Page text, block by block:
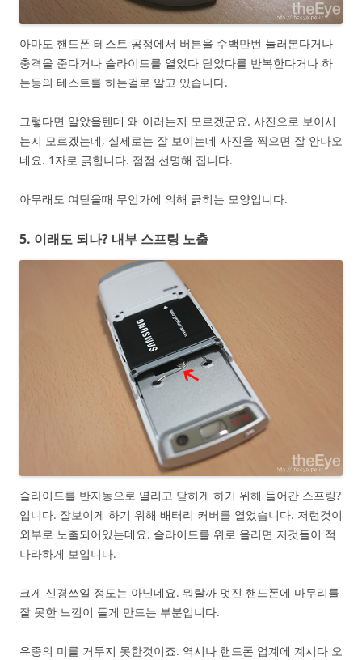
아마도 핸드폰 테스트 공정에서 버튼을 수백만번 눌러본다거나
충격을 준다거나 슬라이드를 열었다 닫았다를 반복한다거나 하
는등의 테스트를 하는걸로 알고 있습니다.
그렇다면 알았을텐데 왜 이러는지 모르겠군요. 사진으로 보이시
는지 모르겠는데, 실제로는 잘 보이는데 사진을 찍으면 잘 안나오
네요. 1자로 긁힙니다. 점점 선명해 집니다.
아무래도 여닫을때 무언가에 의해 긁히는 모양입니다.
5. 이래도 되나? 내부 스프링 노출
슬라이드를 반자동으로 열리고 닫히게 하기 위해 들어간 스프링?
입니다. 잘보이게 하기 위해 배터리 커버를 열었습니다. 저런것이
외부로 노출되어있는데요. 슬라이드를 위로 올리면 저것들이 적
나라하게 보입니다.
크게 신경쓰일 정도는 아닌데요. 뭐랄까 멋진 핸드폰에 마무리를
잘 못한 느낌이 들게 만드는 부분입니다.
유종의 미를 거두지 못한것이죠. 역시나 핸드폰 업계에 계시다 오